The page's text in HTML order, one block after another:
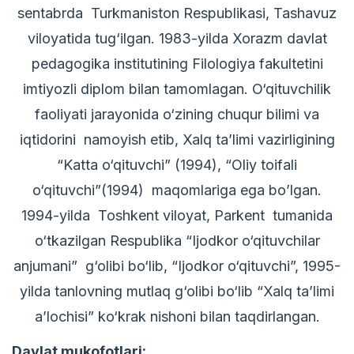
sentabrda Turkmaniston Respublikasi, Tashavuz
viloyatida tug‘ilgan. 1983-yilda Xorazm davlat
pedagogika institutining Filologiya fakultetini
imtiyozli diplom bilan tamomlagan. O‘qituvchilik
faoliyati jarayonida o‘zining chuqur bilimi va
iqtidorini namoyish etib, Xalq ta’limi vazirligining
“Katta o‘qituvchi” (1994), “Oliy toifali
o‘qituvchi”(1994) maqomlariga ega bo’lgan.
1994-yilda Toshkent viloyat, Parkent tumanida
o‘tkazilgan Respublika “Ijodkor o‘qituvchilar
anjumani” g‘olibi bo‘lib, “Ijodkor o‘qituvchi”, 1995-
yilda tanlovning mutlaq g‘olibi bo‘lib “Xalq ta’limi
a’lochisi” ko‘krak nishoni bilan taqdirlangan.